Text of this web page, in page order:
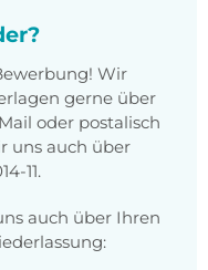
Wir
gerne über
oder postalisch
uns auch über
11.
auch über Ihren